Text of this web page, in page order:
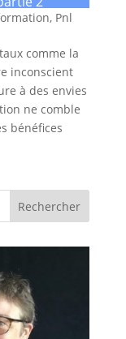
, Pnl
comme la
inconscient
à des envies
ne comble
bénéfices